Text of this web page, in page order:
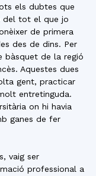
els dubtes que
del tot el que jo
de primera
des de dins. Per
bàsquet de la regió
Aquestes dues
gent, practicar
entretinguda.
on hi havia
ganes de fer
vaig ser
professional a